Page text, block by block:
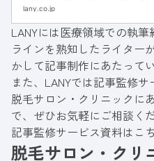
応えた記事を制作して集患するコ
目を集めています。しかし、医療
発信は信頼性や正確性が重視さ...
lany.co.jp
LANYには医療領域での執
ラインを熟知したライター
かして記事制作にあたって
また、LANYでは記事監修
脱毛サロン・クリニックに
で、ぜひお気軽にご相談く
記事監修サービス資料はこ
脱毛サロン・クリ